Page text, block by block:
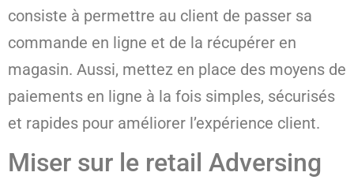
consiste à permettre au client de passer sa
commande en ligne et de la récupérer en
magasin. Aussi, mettez en place des moyens de
paiements en ligne à la fois simples, sécurisés
et rapides pour améliorer l’expérience client.
Miser sur le retail Adversing